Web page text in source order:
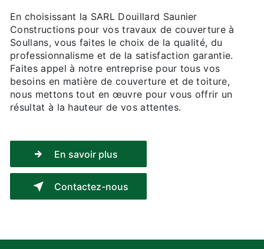
En choisissant la SARL Douillard Saunier
Constructions pour vos travaux de couverture à
Soullans, vous faites le choix de la qualité, du
professionnalisme et de la satisfaction garantie.
Faites appel à notre entreprise pour tous vos
besoins en matière de couverture et de toiture,
nous mettons tout en œuvre pour vous offrir un
résultat à la hauteur de vos attentes.
En savoir plus
Contactez-nous